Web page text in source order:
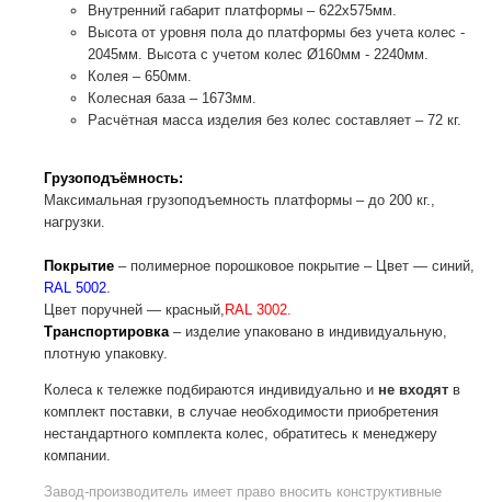
Внутренний габарит платформы – 622х575мм.
Высота от уровня пола до платформы без учета колес -
2045мм. Высота с учетом колес Ø160мм - 2240мм.
Колея – 650мм.
Колесная база – 1673мм.
Расчётная масса изделия без колес составляет – 72 кг.
Грузоподъёмность:
Максимальная грузоподъемность платформы – до 200 кг.,
нагрузки.
Покрытие – полимерное порошковое покрытие – Цвет — синий,
RAL 5002
Цвет поручней — красный, RAL 3002.
Транспортировка – изделие упаковано в индивидуальную,
плотную упаковку.
Колеса к тележке подбираются индивидуально и не входят в
комплект поставки, в случае необходимости приобретения
нестандартного комплекта колес, обратитесь к менеджеру
компании.
Завод-производитель имеет право вносить конструктивные